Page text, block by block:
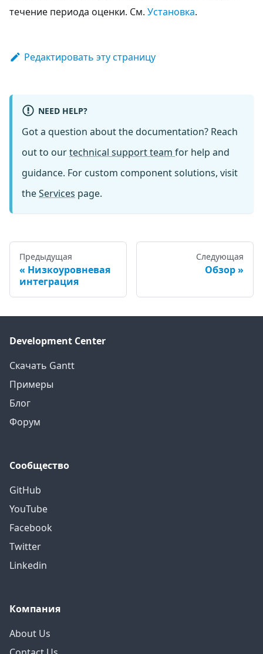
течение периода оценки. См. Установка.
Редактировать эту страницу
NEED HELP?
Got a question about the documentation? Reach
out to ourtechnical support team for help and
guidance. For custom component solutions, visit
theServices page.
Предыдущая
Низкоуровневая
интеграция
Следующая
Обзор
Development Center
Скачать Gantt
Примеры
Блог
Форум
Сообщество
GitHub
YouTube
Facebook
Twitter
Linkedin
Компания
About Us